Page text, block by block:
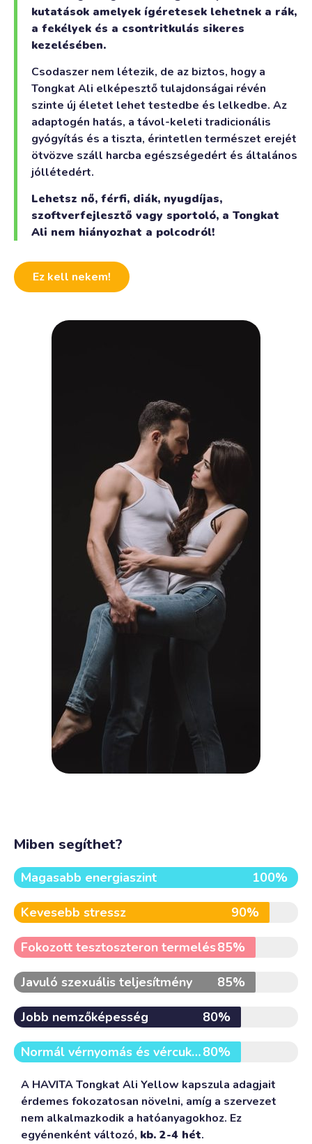
kutatások amelyek ígéretesek lehetnek a rák,
a fekélyek és a csontritkulás sikeres
kezelésében.
Csodaszer nem létezik, de az biztos, hogy a
Tongkat Ali elképesztő tulajdonságai révén
szinte új életet lehet testedbe és lelkedbe. Az
adaptogén hatás, a távol-keleti tradicionális
gyógyítás és a tiszta, érintetlen természet erejét
ötvözve száll harcba egészségedért és általános
jóllétedért.
Lehetsz nő, férfi, diák, nyugdíjas,
szoftverfejlesztő vagy sportoló, a Tongkat
Ali nem hiányozhat a polcodról!
Ez kell nekem!
Miben segíthet?
Magasabb energiaszint 100%
Kevesebb stressz 90%
Fokozott tesztoszteron termelés85%
Javuló szexuális teljesítmény 85%
Jobb nemzőképesség 80%
Normál vérnyomás és vércukorszint80%
A HAVITA Tongkat Ali Yellow kapszula adagjait
érdemes fokozatosan növelni, amíg a szervezet
nem alkalmazkodik a hatóanyagokhoz. Ez
egyénenként változó, kb. 2-4 hét.